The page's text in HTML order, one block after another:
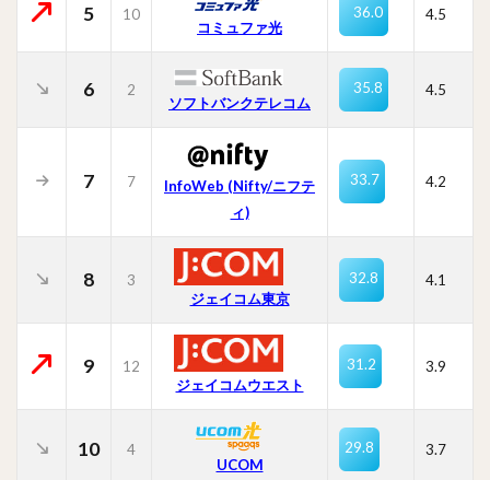
5 10
コミュファ光
36.0 4.5
6 2
ソフトバンクテレコム
35.8 4.5
7 7
InfoWeb (Nifty/ニフテ
ィ)
33.7 4.2
8
3
ジェイコム東京
32.8 4.1
9
12
ジェイコムウエスト
31.2 3.9
10
4
UCOM
29.8 3.7